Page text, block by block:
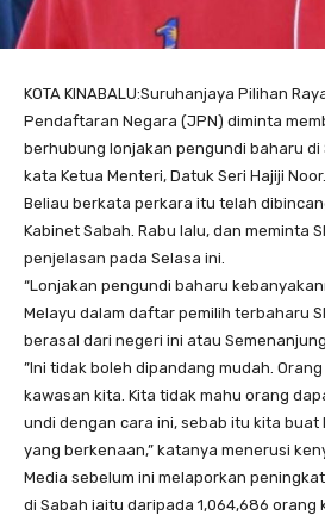
KOTA KINABALU:Suruhanjaya Pilihan
Pendaftaran Negara (JPN) diminta
berhubung lonjakan pengundi baharu di
kata Ketua Menteri, Datuk Seri Hajiji Noor.
Beliau berkata perkara itu telah
Kabinet Sabah. Rabu lalu, dan meminta
penjelasan pada Selasa ini.
“Lonjakan pengundi baharu
Melayu dalam daftar pemilih terbaharu
berasal dari negeri ini atau Semenanjung.
”Ini tidak boleh dipandang mudah.
kawasan kita. Kita tidak mahu orang
undi dengan cara ini, sebab itu kita buat
yang berkenaan,” katanya menerusi
Media sebelum ini melaporkan
di Sabah iaitu daripada 1,064,686 orang